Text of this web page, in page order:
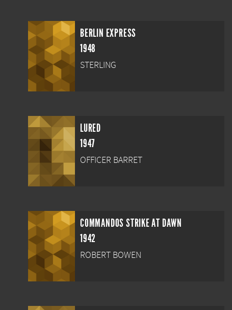
BERLIN EXPRESS
1948
STERLING
LURED
1947
OFFICER BARRET
COMMANDOS STRIKE AT DAWN
1942
ROBERT BOWEN